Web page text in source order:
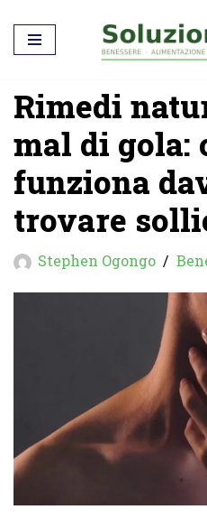
Vai
contenuto
Rimedi
mal di gola:
funziona
trovare
Stephen Ogongo